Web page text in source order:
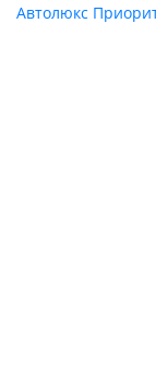
Автолюкс